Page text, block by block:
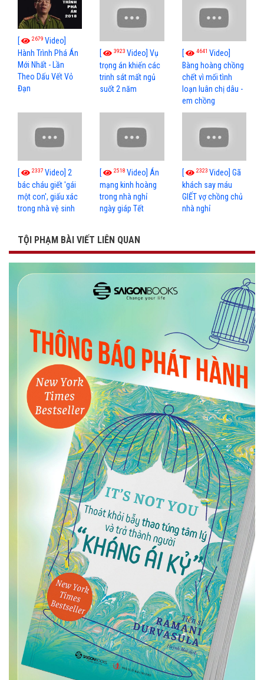
[ 2679 Video]
Hành Trình Phá Án
Mới Nhất - Lần
Theo Dấu Vết Vỏ
Đạn
[ 3923Video] Vụ
trọng án khiến các
trinh sát mất ngủ
suốt 2 năm
[ 4641 Video]
Bàng hoàng chồng
chết vì mối tình
loạn luân chị dâu -
em chồng
[ 2337 Video] 2
bác cháu giết 'gái
một con', giấu xác
trong nhà vệ sinh
[ 2518Video] Án
mạng kinh hoàng
trong nhà nghỉ
ngày giáp Tết
[ 2323 Video] Gã
khách say máu
GIẾT vợ chồng chủ
nhà nghỉ
TỘI PHẠM BÀI VIẾT LIÊN QUAN